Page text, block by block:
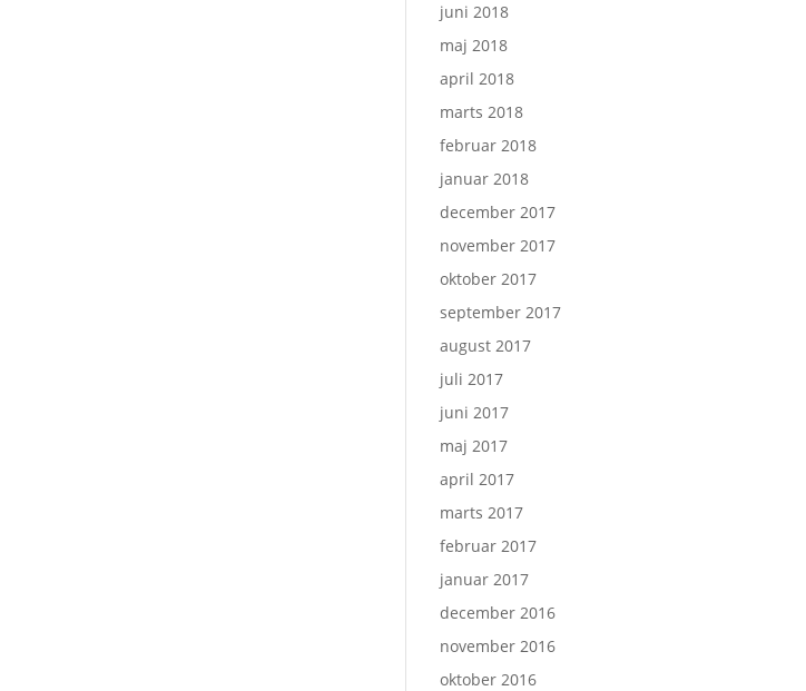
juni 2018
maj 2018
april 2018
marts 2018
februar 2018
januar 2018
december 2017
november 2017
oktober 2017
september 2017
august 2017
juli 2017
juni 2017
maj 2017
april 2017
marts 2017
februar 2017
januar 2017
december 2016
november 2016
oktober 2016